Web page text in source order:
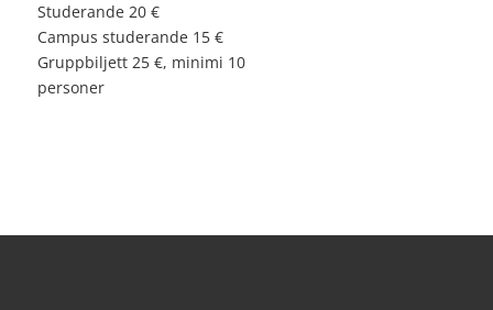
Studerande 20 €
Campus studerande 15 €
Gruppbiljett 25 €, minimi 10
personer